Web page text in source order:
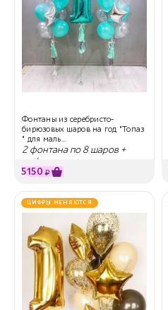
Фонтаны из серебристо-
бирюзовых шаров на год "Топаз
" для маль...
2 фонтана по 8 шаров +
цифра
5150 ₽
ЦИФРЫ МЕНЯЮТСЯ